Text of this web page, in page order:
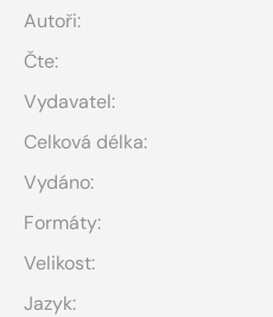
Autoři:
Čte:
Vydavatel:
Celková délka:
Vydáno:
Formáty:
Velikost:
Jazyk: